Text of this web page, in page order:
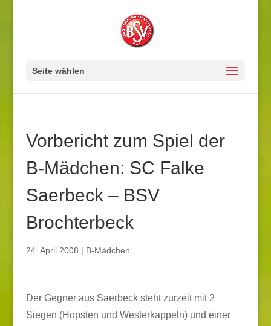
Seite wählen
Vorbericht zum Spiel der
B-Mädchen: SC Falke
Saerbeck – BSV
Brochterbeck
24. April 2008 | B-Mädchen
Der Gegner aus Saerbeck steht zurzeit mit 2
Siegen (Hopsten und Westerkappeln) und einer